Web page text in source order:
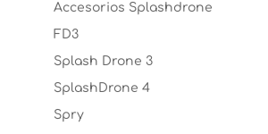
Accesorios Splashdrone
FD3
Splash Drone 3
SplashDrone 4
Spry